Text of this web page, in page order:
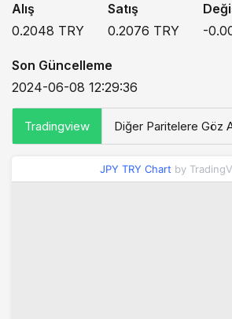
Alış
0.2048 TRY
Satış
0.2076 TRY
-
Son Güncelleme
2024-06-08 12:29:36
Tradingview Diğer Paritelere Göz
JPY TRY Chart by